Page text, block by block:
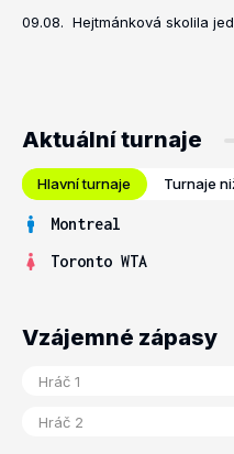
09.08. Hejtmánková skolila
Aktuální turnaje
Hlavní turnaje Turnaje
Montreal
Toronto WTA
Vzájemné zápasy